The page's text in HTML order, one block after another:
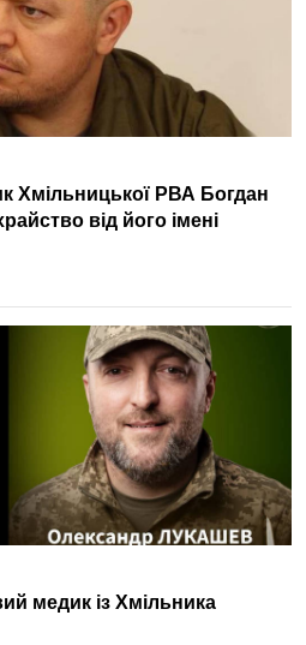
Хмільницької РВА Богдан
від його імені
медик із Хмільника